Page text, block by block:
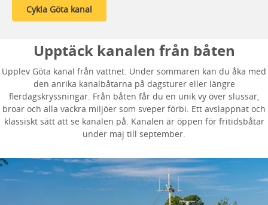
Cykla Göta kanal
Upptäck kanalen från båten
Upplev Göta kanal från vattnet. Under sommaren kan du åka med
den anrika kanalbåtarna på dagsturer eller längre
flerdagskryssningar. Från båten får du en unik vy över slussar,
broar och alla vackra miljöer som sveper förbi. Ett avslappnat och
klassiskt sätt att se kanalen på. Kanalen är öppen för fritidsbåtar
under maj till september.